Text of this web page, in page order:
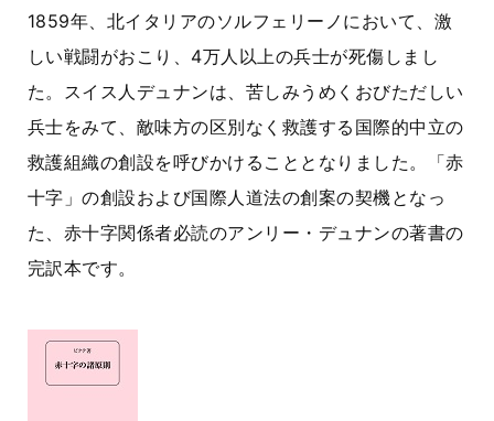
1859年、北イタリアのソルフェリーノにおいて、激
しい戦闘がおこり、4万人以上の兵士が死傷しまし
た。スイス人デュナンは、苦しみうめくおびただしい
兵士をみて、敵味方の区別なく救護する国際的中立の
救護組織の創設を呼びかけることとなりました。「赤
十字」の創設および国際人道法の創案の契機となっ
た、赤十字関係者必読のアンリー・デュナンの著書の
完訳本です。